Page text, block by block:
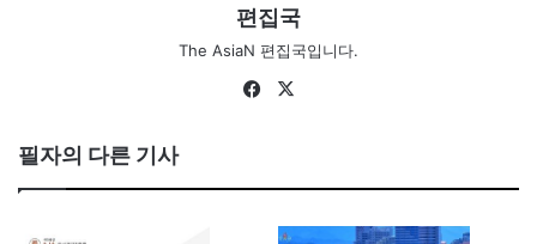
편집국
The AsiaN 편집국입니다.
Fa
필자의 다른 기사